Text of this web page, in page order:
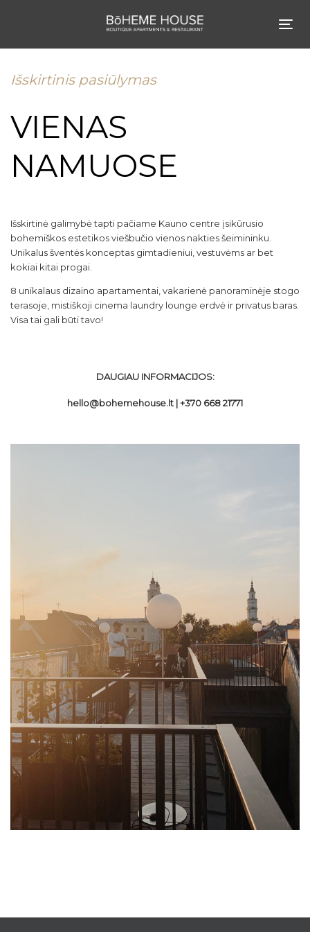
Išskirtinis pasiūlymas
VIENAS
NAMUOSE
Išskirtinė galimybė tapti pačiame Kauno centre įsikūrusio
bohemiškos estetikos viešbučio vienos nakties šeimininku.
Unikalus šventės konceptas gimtadieniui, vestuvėms ar bet
kokiai kitai progai.
8 unikalaus dizaino apartamentai, vakarienė panoraminėje stogo
terasoje, mistiškoji cinema laundry lounge erdvė ir privatus baras.
Visa tai gali būti tavo!
DAUGIAU INFORMACIJOS:
hello@bohemehouse.lt | +370 668 21771